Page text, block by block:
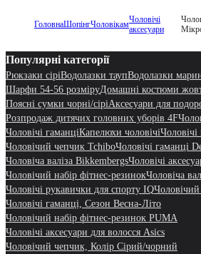
ГоловнаШопінгЧоловікамЧоловічі
аксесуари
Популярні категорії
Рюкзаки сіріВодолазки таупВодолазки
Шарфи 54-56 розміруДомашні костюми
Поясні сумки чорні/сіріАксесуари для
Розпродаж дитячих головних уборів 4F
Чоловічі гаманціКапелюхи чоловічі
Чоловічий чепчик TchiboЧоловічі гаманці
Чоловіча валіза BikkembergsЧоловічі
Чоловічий набір фітнес-резинокЧоловіча
Чоловічі рукавички для спорту IQЧоловічий
Чоловічі гаманці, Сезон Весна-Літо
Чоловічий набір фітнес-резинок PUMA
Чоловічі аксесуари для волосся Asics
Чоловічий чепчик, Колір Сірий/чорний